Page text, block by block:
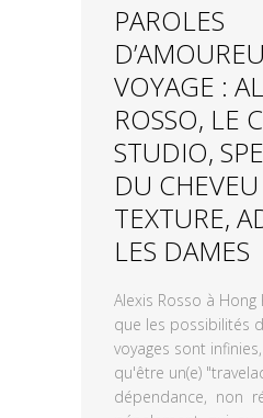
PAROLES
VOYAGE :
ROSSO, LE
STUDIO,
DU CHEVEU
TEXTURE,
LES DAMES
Alexis Rosso à
que les possibilités
voyages sont
qu'être un(e)
dépendance, non